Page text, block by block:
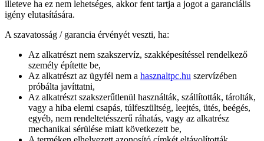
illeteve ha ez nem lehetséges, akkor fent tartja a jogot a garanciális
igény elutasítására.
A szavatosság / garancia érvényét veszti, ha:
Az alkatrészt nem szakszervíz, szakképesítéssel rendelkező
személy építette be,
Az alkatrészt az ügyfél nem a hasznaltpc.hu szervízében
próbálta javíttatni,
Az alkatrészt szakszerűtlenül használták, szállították, tárolták,
vagy a hiba elemi csapás, túlfeszültség, leejtés, ütés, beégés,
egyéb, nem rendeltetésszerű ráhatás, vagy az alkatrész
mechanikai sérülése miatt következett be,